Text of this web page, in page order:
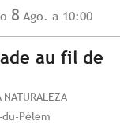
8 Ago. a 10:00
au fil de
NATURALEZA
Pélem